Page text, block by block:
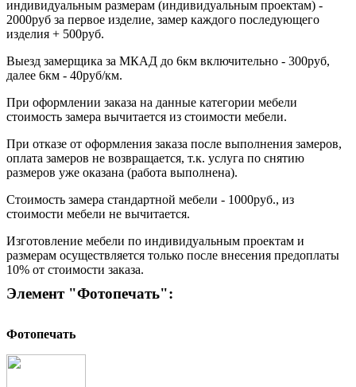
индивидуальным размерам (индивидуальным проектам) -
2000руб за первое изделие, замер каждого последующего
изделия + 500руб.
Выезд замерщика за МКАД до 6км включительно - 300руб,
далее 6км - 40руб/км.
При оформлении заказа на данные категории мебели
стоимость замера вычитается из стоимости мебели.
При отказе от оформления заказа после выполнения замеров,
оплата замеров не возвращается, т.к. услуга по снятию
размеров уже оказана (работа выполнена).
Стоимость замера стандартной мебели - 1000руб., из
стоимости мебели не вычитается.
Изготовление мебели по индивидуальным проектам и
размерам осуществляется только после внесения предоплаты
10% от стоимости заказа.
Элемент "Фотопечать":
Фотопечать